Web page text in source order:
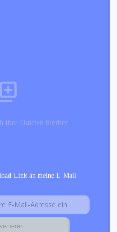
Ihre Dateien hierher
Link an meine E-Mail-